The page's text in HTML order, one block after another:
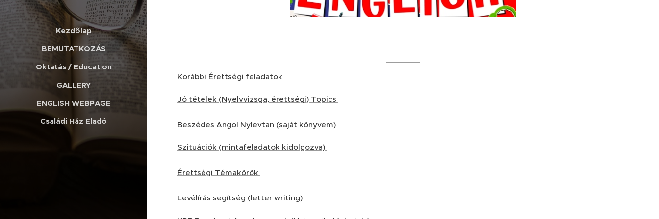
Kezdőlap
BEMUTATKOZÁS
Oktatás / Education
GALLERY
ENGLISH WEBPAGE
Családi Ház Eladó
Korábbi Érettségi feladatok
Jó tételek (Nyelvvizsga, érettségi) Topics
Beszédes Angol Nylevtan (saját könyvem)
Szituációk (mintafeladatok kidolgozva)
Érettségi Témakörök
Levélírás segítség (letter writing)